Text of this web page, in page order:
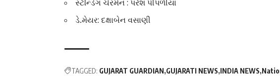
સ્ટેન્ડિંગ ચેરમેન : પરેશ પીપળીયા
ડે.મેયર: દક્ષાબેન વસાણી
TAGGED: GUJARAT GUARDIAN GUJARATI NEWS INDIA NEWS